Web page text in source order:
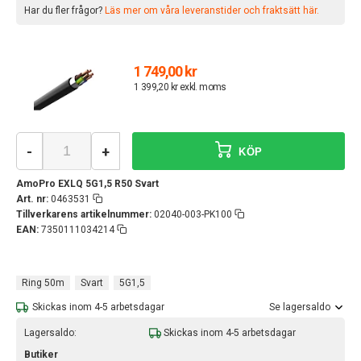
Har du fler frågor? Läs mer om våra leveranstider och fraktsätt här.
1 749,00 kr
1 399,20 kr exkl. moms
AmoPro EXLQ 5G1,5 R50 Svart
Art. nr: 0463531
Tillverkarens artikelnummer: 02040-003-PK100
EAN: 7350111034214
- + KÖP
Ring 50m Svart 5G1,5
Skickas inom 4-5 arbetsdagar Se lagersaldo
Lagersaldo:
Skickas inom 4-5 arbetsdagar
Butiker